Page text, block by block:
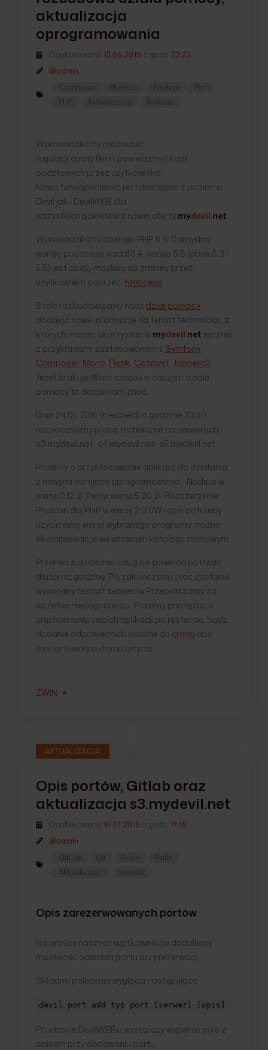
aktualizacja
oprogramowania
Opublikowano 13.05.2015 o godz. 23:23
@admin
Composer
Phalcon Node.js
Perl
PHP
Aktualizacja Nowość
Wprowadziliśmy możliwość
regulacji quoty (limit powierzchni) kont
pocztowych przez użytkownika.
Nowa funkcjonalność jest dostępna z poziomu
Devil jak i DevilWEB dla
wszystkich pakietów z nowej oferty mydevil .net
Wprowadziliśmy obsługę PHP 5.6. Domyślną
wersją pozostaje nadal 5.4, wersja 5.6 (obok 5.3 i
5.5) jest opcją możliwą do zmiany przez
użytkownika poprzez . htaccess
Stale rozbudowujemy nasz dział pomocy
dodając nowe informacje na temat technologii, z
których można skorzystać w mydevil .net łącznie
z przykładami zastosowaniami: Symfony
Composer Mono Flask Catalyst Jabberd2
Jeżeli brakuje Wam czegoś w naszym dziale
pomocy to dajcie nam znać.
Dnia 24.05.2015 (niedziela) o godzinie 23:50
rozpoczniemy prace techniczne na serwerach:-
s3.mydevil.net- s4.mydevil.net- s5.mydevil.net
Prosimy o przystosowanie aplikacji do działania
z nowymi wersjami oprogramowania:- Node.js w
wersji 0.12.2- Perl w wersji 5.20.2- Rozszerzenie
Phalcon dla PHP w wersji 2.0.0W razie potrzeby
użycia innej wersji wybranego programu można
skompilować je we własnym katalogu domowym.
Przerwa w działaniu usług nie powinna potrwać
dłużej niż godzinę. Po zakończeniu prac zostanie
wykonany restart serwerów.Przepraszamy za
wszelkie niedogodności. Prosimy pamiętać o
uruchomieniu swoich aplikacji po restarcie, bądź
dodanie odpowiednich wpisów do crona aby
wystartowały automatycznie.
ZWIŃ
AKTUALIZACJA
Opis portów, Gitlab oraz
aktualizacja s3.mydevil.net
Opublikowano 10.01.2015 o godz. 17:16
@admin
GitLab
Git Ruby
Rails
Aktualizacja
Nowość
Opis zarezerwowanych portów
Na prośby naszych użytkowników dodaliśmy
możliwość opisania portu przy rezerwacji.
Składna polecenia wygląda następująco:
devil port add typ port [serwer] [opis]
Po stronie DevilWEBa wystarczy wypełnić pole z
opisem przy dodawaniu portu.